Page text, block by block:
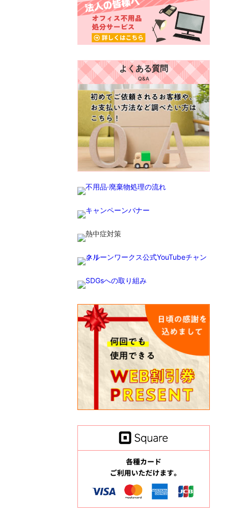
よくある質問
Q&A